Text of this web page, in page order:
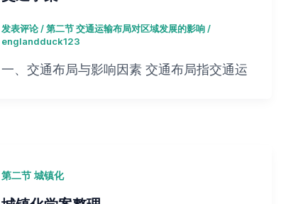
发表评论/第二节 交通运输布局对区域发展的影响/
englandduck123
一、交通布局与影响因素 交通布局指交通运
第二节 城镇化